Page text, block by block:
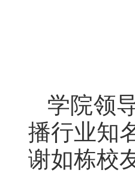
学院领
播行业知
谢如栋校